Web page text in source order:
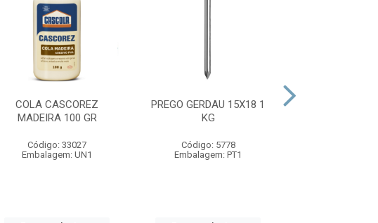
COLA CASCOREZ
MADEIRA 100 GR
Código: 33027
Embalagem: UN1
PREGO GERDAU 15X18 1
KG
Código: 5778
Embalagem: PT1